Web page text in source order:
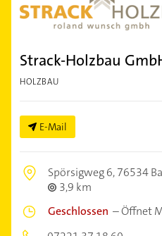
Strack-Holzbau
HOLZBAU
E-Mail
Spörsigweg 6,76534
3,9 km
Geschlossen –Öffnet